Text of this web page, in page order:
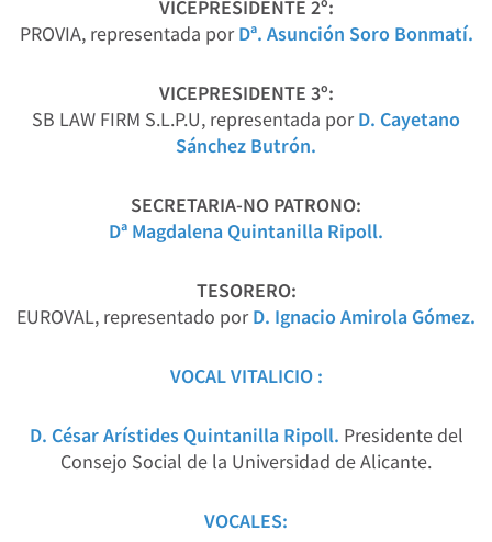
VICEPRESIDENTE 2º:
PROVIA, representada porDª. Asunción Soro Bonmatí.
VICEPRESIDENTE 3º:
SB LAW FIRM S.L.P.U, representada porD. Cayetano
Sánchez Butrón.
SECRETARIA-NO PATRONO:
Dª Magdalena Quintanilla Ripoll.
TESORERO:
EUROVAL, representado porD. Ignacio Amirola Gómez.
VOCAL VITALICIO :
D. César Arístides Quintanilla Ripoll. Presidente del
Consejo Social de la Universidad de Alicante.
VOCALES: